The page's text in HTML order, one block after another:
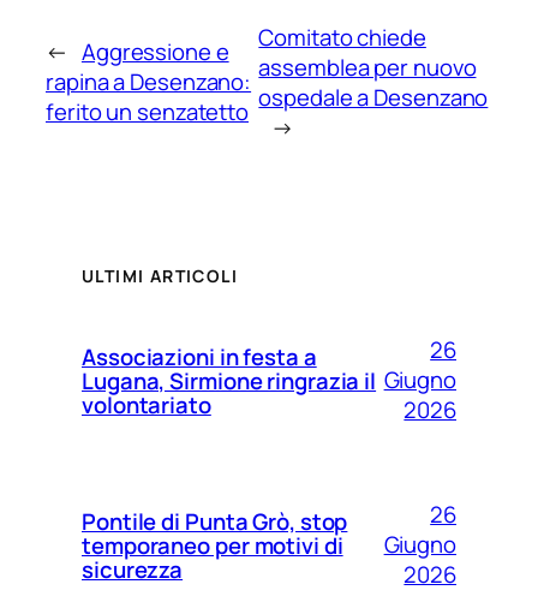
← Aggressione e
rapina a Desenzano:
ferito un senzatetto
Comitato chiede
assemblea per nuovo
ospedale a Desenzano
→
ULTIMI ARTICOLI
Associazioni in festa a
Lugana, Sirmione ringrazia il
volontariato
26
Giugno
2026
Pontile di Punta Grò, stop
temporaneo per motivi di
sicurezza
26
Giugno
2026